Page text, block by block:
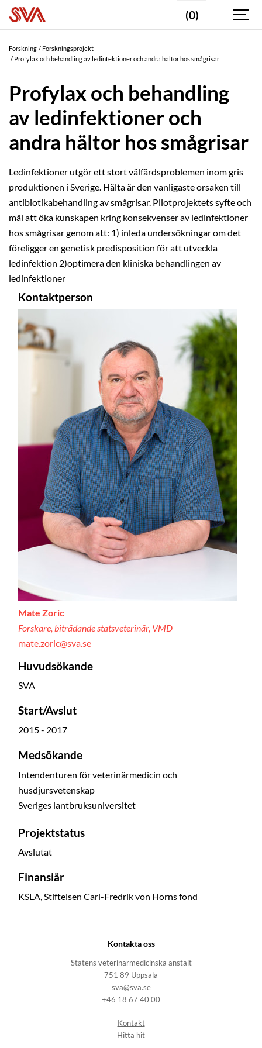
(0)
Forskning
Forskningsprojekt
Profylax och behandling av ledinfektioner och andra hältor hos smågrisar
Profylax och behandling
av ledinfektioner och
andra hältor hos smågrisar
Ledinfektioner utgör ett stort välfärdsproblemen inom gris
produktionen i Sverige. Hälta är den vanligaste orsaken till
antibiotikabehandling av smågrisar. Pilotprojektets syfte och
mål att öka kunskapen kring konsekvenser av ledinfektioner
hos smågrisar genom att: 1) inleda undersökningar om det
föreligger en genetisk predisposition för att utveckla
ledinfektion 2)optimera den kliniska behandlingen av
ledinfektioner
Kontaktperson
Mate Zoric
Forskare, biträdande statsveterinär, VMD
mate.zoric@sva.se
Huvudsökande
SVA
Start/Avslut
2015 - 2017
Medsökande
Intendenturen för veterinärmedicin och
husdjursvetenskap
Sveriges lantbruksuniversitet
Projektstatus
Avslutat
Finansiär
KSLA, Stiftelsen Carl-Fredrik von Horns fond
Kontakta oss
Statens veterinärmedicinska anstalt
751 89 Uppsala
sva@sva.se
+46 18 67 40 00
Kontakt
Hitta hit